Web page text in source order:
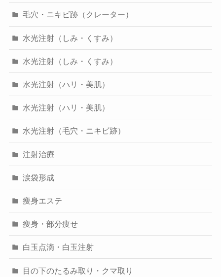
毛穴・ニキビ跡（クレーター）
水光注射（しみ・くすみ）
水光注射（しみ・くすみ）
水光注射（ハリ・美肌）
水光注射（ハリ・美肌）
水光注射（毛穴・ニキビ跡）
注射治療
涙袋形成
痩身エステ
痩身・部分痩せ
白玉点滴・白玉注射
目の下のたるみ取り・クマ取り